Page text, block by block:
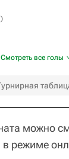
)
Смотреть все голы
можно
в режиме